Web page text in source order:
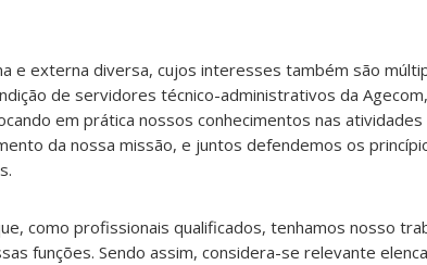
e externa diversa, cujos interesses também são
de servidores técnico-administrativos da
em prática nossos conhecimentos nas atividades
da nossa missão, e juntos defendemos os
como profissionais qualificados, tenhamos nosso
funções. Sendo assim, considera-se relevante